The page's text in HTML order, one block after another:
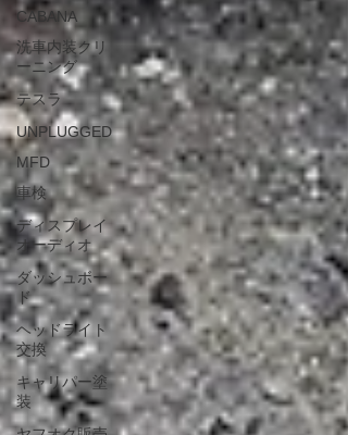
CABANA
洗車内装クリ
ーニング
テスラ
UNPLUGGED
MFD
車検
ディスプレイ
オーディオ
ダッシュボー
ド
ヘッドライト
交換
キャリパー塗
装